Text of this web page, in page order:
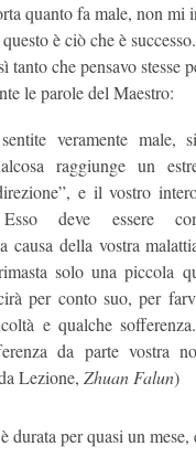
quanto fa male, non mi
è ciò che è
tanto che pensavo stesse
le parole del Maestro:
veramente male,
raggiunge un
e il vostro
deve essere
causa della vostra
solo una piccola
per conto suo, per
e qualche
da parte vostra
Lezione, Zhuan Falun)
durata per quasi un